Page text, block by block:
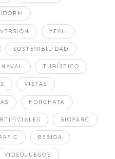
YEAH
SOSTENIBILIDAD
TURÍSTICO
VISTAS
HORCHATA
BIOPARC
BEBIDA
VIDEOJUEGOS